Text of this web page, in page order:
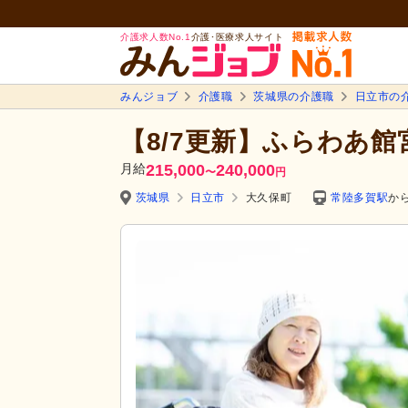
介護求人数No.1 介護･医療求人サイト
みんジョブ 介護職 茨城県の介護職 日立市の
【8/7更新】ふらわあ館
月給215,000〜240,000円
茨城県
日立市 大久保町 常陸多賀駅か